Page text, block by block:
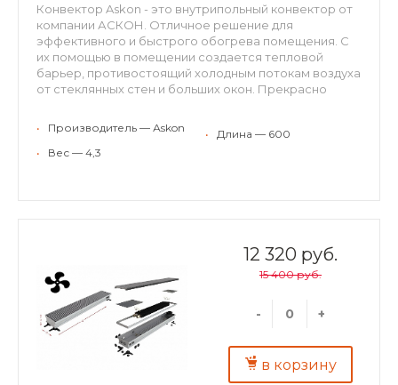
Конвектор Askon - это внутрипольный конвектор от
компании АСКОН. Отличное решение для
эффективного и быстрого обогрева помещения. С
их помощью в помещении создается тепловой
барьер, противостоящий холодным потокам воздуха
от стеклянных стен и больших окон. Прекрасно
применяться для холодного кондиционирования.
Конвекторы АСКОН рекомендуются для отопления
самостоятельного или дополнительного источника
тепла. Преимущества внутрипольных конвекторов
ASKON: экономия энергии и высокая динамика
отопления; повышенная теплоотдача и
экологичность – корпус и декоративная решетка из
алюминия; надежность – теплообменник из
алюминиевого листа толщиной 0,5 мм;
долговечность – труба теплообменника
изготовлена из меди, D15 мм, толщина стенки 1мм.
•
Производитель — Аskon
•
Вес — 4,3
• Длина — 600
12 320 руб.
15 400 руб.
- +
в корзину